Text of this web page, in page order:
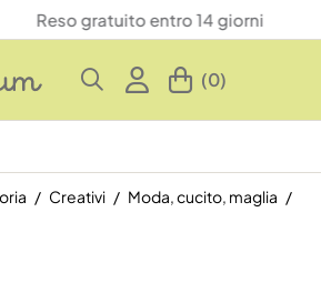
gratuito entro 14 giorni
(0)
Creativi
Moda, cucito, maglia